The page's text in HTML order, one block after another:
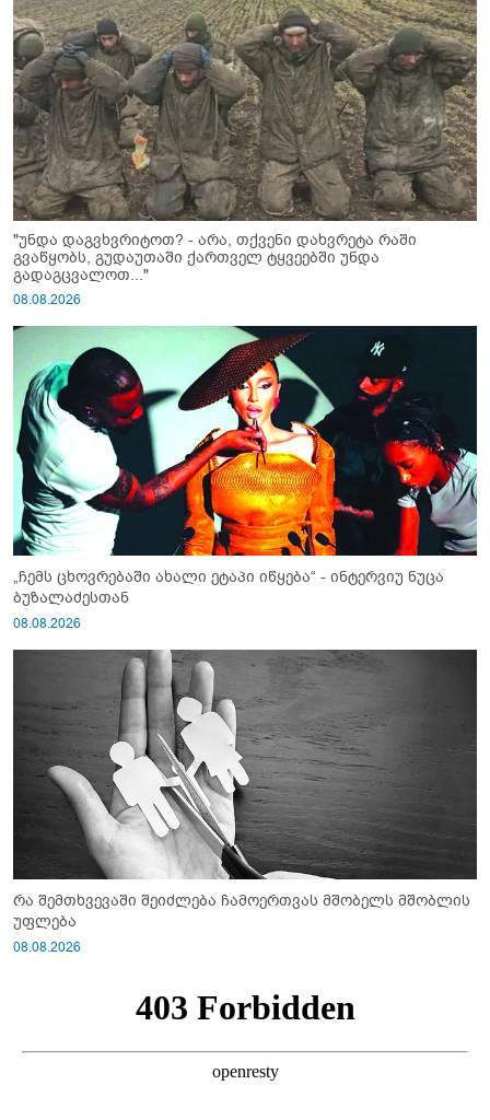
"უნდა დაგვხვრიტოთ? - არა, თქვენი დახვრეტა რაში
გვაწყობს, გუდაუთაში ქართველ ტყვეებში უნდა
გადაგცვალოთ..."
08.08.2026
„ჩემს ცხოვრებაში ახალი ეტაპი იწყება“ - ინტერვიუ ნუცა
ბუზალაძესთან
08.08.2026
რა შემთხვევაში შეიძლება ჩამოერთვას მშობელს მშობლის
უფლება
08.08.2026